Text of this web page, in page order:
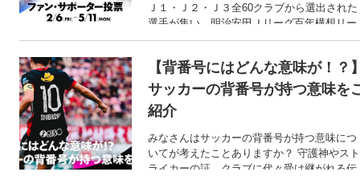
Ｊ１・Ｊ２・Ｊ３全60クラブから選出された
選手が集い、明治安田Ｊリーグ百年構想リー
グの6つの地域グループごとに構成されたオ
う「ＪリーグオールスターDAZNカップ」。
2026年のシーズン移行という節目にあわせて
開催される特別な大会です。 そんなオールス
ターに出場する選手を選出するファン・サポ
ーター投票が、先月からスタート！ 推しの選
手をオールスターの舞台に導くのは、あなた
の一票！！
【背番号にはどんな意味が！？
サッカーの背番号が持つ意味を
紹介
みなさんはサッカーの背番号が持つ意味につ
いてが考えたことありますか？ 守護神やスト
ライカーの証、クラブに代々受け継がれる伝